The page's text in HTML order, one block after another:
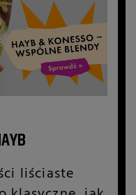
liściaste